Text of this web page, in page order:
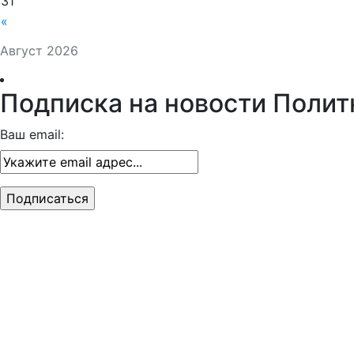
Август 2026
«
Подписка на новости
Ваш email: